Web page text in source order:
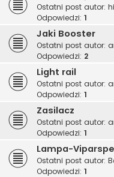
Ostatni post autor:
Odpowiedzi: 1
Jaki Booster
Ostatni post autor:
Odpowiedzi: 2
Light rail
Ostatni post autor:
Odpowiedzi: 1
Zasilacz
Ostatni post autor:
Odpowiedzi: 1
Lampa-
Ostatni post autor:
Odpowiedzi: 1